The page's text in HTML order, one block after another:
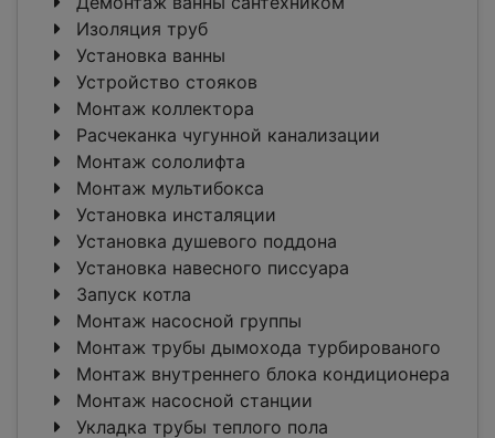
Изоляция труб
Установка ванны
Устройство стояков
Монтаж коллектора
Расчеканка чугунной канализации
Монтаж сололифта
Монтаж мультибокса
Установка инсталяции
Установка душевого поддона
Установка навесного писсуара
Запуск котла
Монтаж насосной группы
Монтаж трубы дымохода турбированого
Монтаж внутреннего блока кондиционера
Монтаж насосной станции
Укладка трубы теплого пола